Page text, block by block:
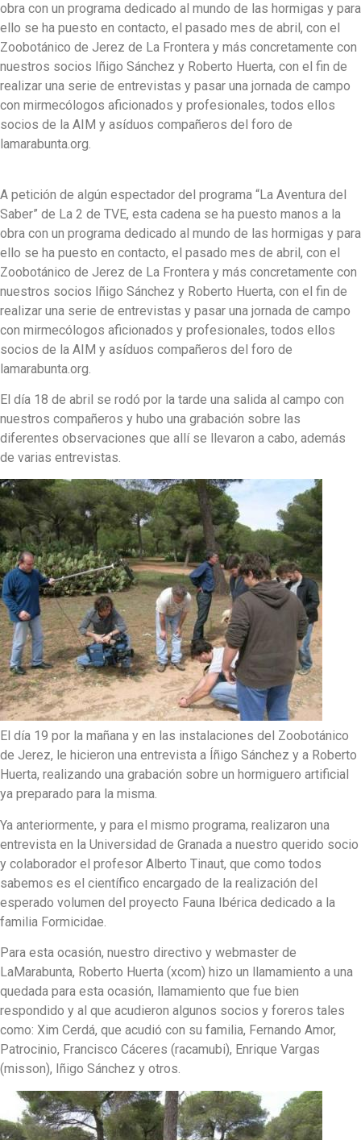
obra con un programa dedicado al mundo de las hormigas y para
ello se ha puesto en contacto, el pasado mes de abril, con el
Zoobotánico de Jerez de La Frontera y más concretamente con
nuestros socios Iñigo Sánchez y Roberto Huerta, con el fin de
realizar una serie de entrevistas y pasar una jornada de campo
con mirmecólogos aficionados y profesionales, todos ellos
socios de la AIM y asíduos compañeros del foro de
lamarabunta.org.
A petición de algún espectador del programa “La Aventura del
Saber” de La 2 de TVE, esta cadena se ha puesto manos a la
obra con un programa dedicado al mundo de las hormigas y para
ello se ha puesto en contacto, el pasado mes de abril, con el
Zoobotánico de Jerez de La Frontera y más concretamente con
nuestros socios Iñigo Sánchez y Roberto Huerta, con el fin de
realizar una serie de entrevistas y pasar una jornada de campo
con mirmecólogos aficionados y profesionales, todos ellos
socios de la AIM y asíduos compañeros del foro de
lamarabunta.org.
El día 18 de abril se rodó por la tarde una salida al campo con
nuestros compañeros y hubo una grabación sobre las
diferentes observaciones que allí se llevaron a cabo, además
de varias entrevistas.
El día 19 por la mañana y en las instalaciones del Zoobotánico
de Jerez, le hicieron una entrevista a Íñigo Sánchez y a Roberto
Huerta, realizando una grabación sobre un hormiguero artificial
ya preparado para la misma.
Ya anteriormente, y para el mismo programa, realizaron una
entrevista en la Universidad de Granada a nuestro querido socio
y colaborador el profesor Alberto Tinaut, que como todos
sabemos es el científico encargado de la realización del
esperado volumen del proyecto Fauna Ibérica dedicado a la
familia Formicidae.
Para esta ocasión, nuestro directivo y webmaster de
LaMarabunta, Roberto Huerta (xcom) hizo un llamamiento a una
quedada para esta ocasión, llamamiento que fue bien
respondido y al que acudieron algunos socios y foreros tales
como: Xim Cerdá, que acudió con su familia, Fernando Amor,
Patrocinio, Francisco Cáceres (racamubi), Enrique Vargas
(misson), Iñigo Sánchez y otros.